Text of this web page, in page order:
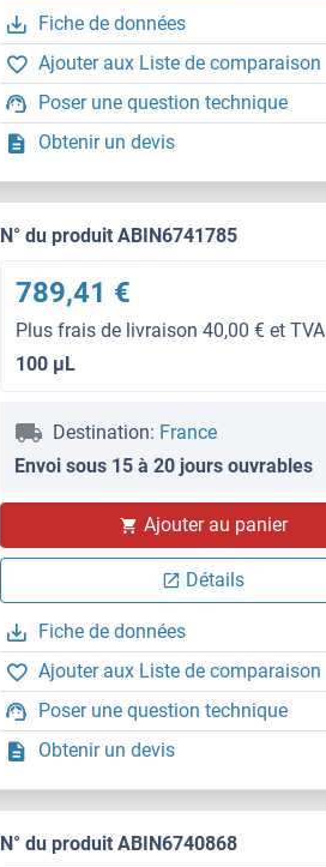
Fiche de données
Ajouter aux Liste de comparaison
Poser une question technique
Obtenir un devis
N° du produit ABIN6741785
789,41 €
Plus frais de livraison 40,00 € et TVA
100 μL
Destination: France
Envoi sous 15 à 20 jours ouvrables
Ajouter au panier
Détails
Fiche de données
Ajouter aux Liste de comparaison
Poser une question technique
Obtenir un devis
N° du produit ABIN6740868